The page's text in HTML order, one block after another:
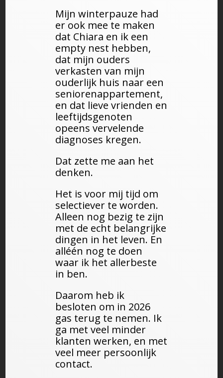
Mijn winterpauze had
er ook mee te maken
dat Chiara en ik een
empty nest hebben,
dat mijn ouders
verkasten van mijn
ouderlijk huis naar een
seniorenappartement,
en dat lieve vrienden en
leeftijdsgenoten
opeens vervelende
diagnoses kregen.
Dat zette me aan het
denken.
Het is voor mij tijd om
selectiever te worden.
Alleen nog bezig te zijn
met de echt belangrijke
dingen in het leven. En
alléén nog te doen
waar ik het allerbeste
in ben.
Daarom heb ik
besloten om in 2026
gas terug te nemen. Ik
ga met veel minder
klanten werken, en met
veel meer persoonlijk
contact.